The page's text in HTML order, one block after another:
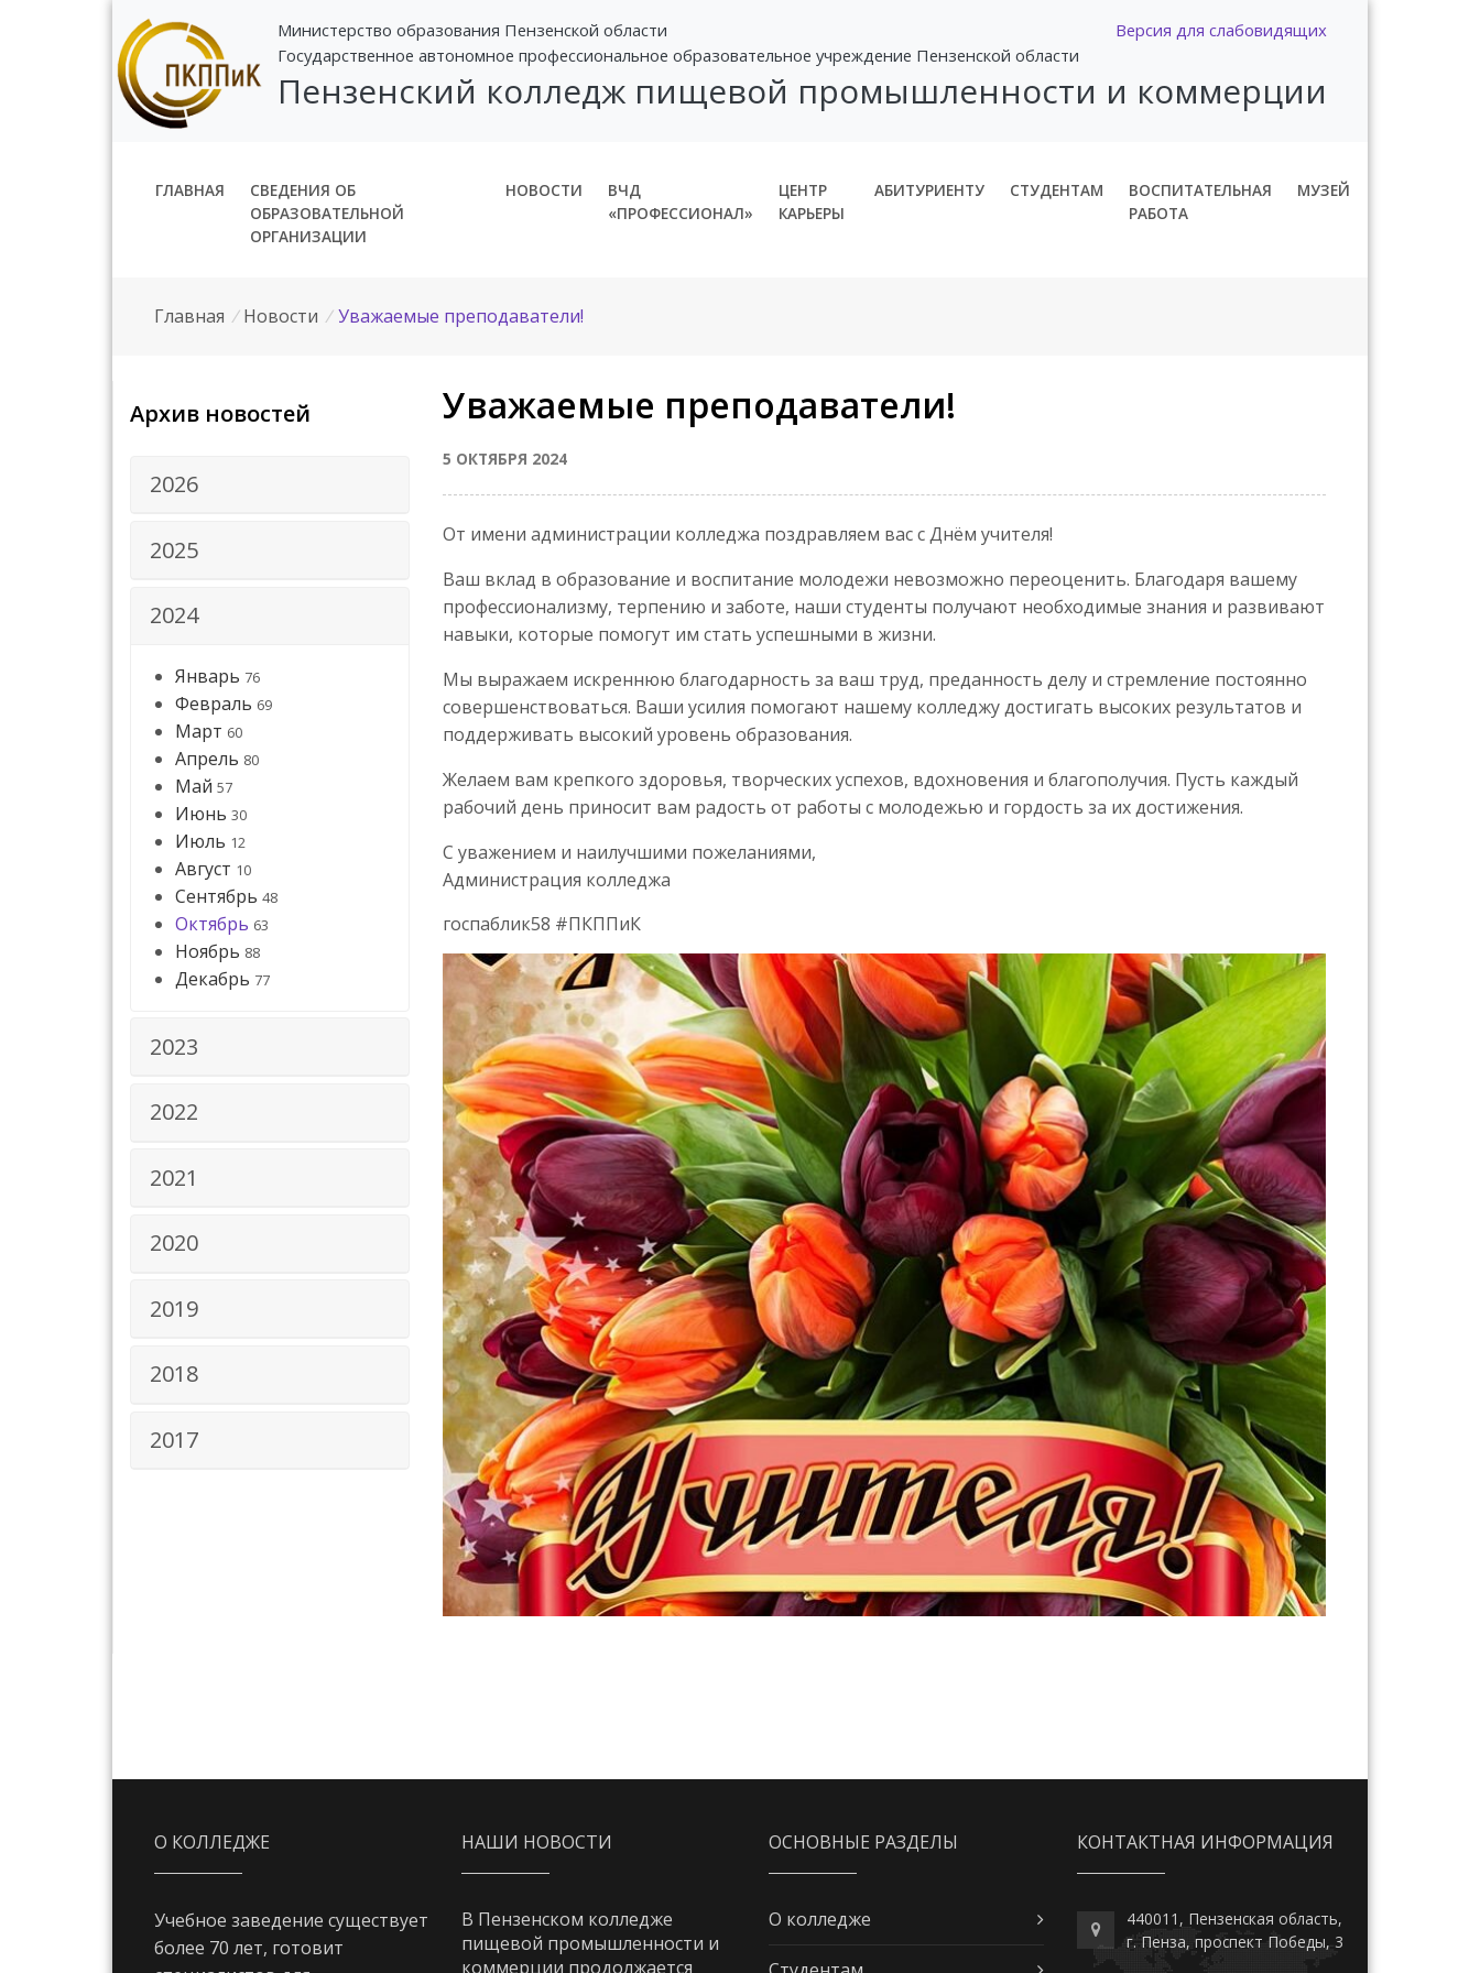
Версия для слабовидящих
Министерство образования Пензенской области
Государственное автономное профессиональное образовательное учреждение Пензенской области
Пензенский колледж пищевой промышленности и коммерции
ГЛАВНАЯ
СВЕДЕНИЯ ОБ
ОБРАЗОВАТЕЛЬНОЙ
ОРГАНИЗАЦИИ
НОВОСТИ
ВЧД
«ПРОФЕССИОНАЛ»
ЦЕНТР
КАРЬЕРЫ
АБИТУРИЕНТУ СТУДЕНТАМ
ВОСПИТАТЕЛЬНАЯ
РАБОТА
МУЗЕЙ
Главная / Новости / Уважаемые преподаватели!
Архив новостей
2026
2025
2024
Январь 76
Февраль 69
Март 60
Апрель 80
Май 57
Июнь 30
Июль 12
Август 10
Сентябрь 48
Октябрь 63
Ноябрь 88
Декабрь 77
2023
2022
2021
2020
2019
2018
2017
Уважаемые преподаватели!
5 ОКТЯБРЯ 2024
От имени администрации колледжа поздравляем вас с Днём учителя!
Ваш вклад в образование и воспитание молодежи невозможно переоценить. Благодаря вашему
профессионализму, терпению и заботе, наши студенты получают необходимые знания и развивают
навыки, которые помогут им стать успешными в жизни.
Мы выражаем искреннюю благодарность за ваш труд, преданность делу и стремление постоянно
совершенствоваться. Ваши усилия помогают нашему колледжу достигать высоких результатов и
поддерживать высокий уровень образования.
Желаем вам крепкого здоровья, творческих успехов, вдохновения и благополучия. Пусть каждый
рабочий день приносит вам радость от работы с молодежью и гордость за их достижения.
С уважением и наилучшими пожеланиями,
Администрация колледжа
госпаблик58 #ПКППиК
О КОЛЛЕДЖЕ
Учебное заведение существует
более 70 лет, готовит
НАШИ НОВОСТИ
В Пензенском колледже
пищевой промышленности и
коммерции продолжается
ОСНОВНЫЕ РАЗДЕЛЫ
О колледже
КОНТАКТНАЯ ИНФОРМАЦИЯ
440011, Пензенская область,
г. Пенза, проспект Победы, 3